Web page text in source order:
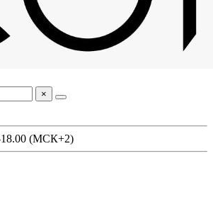
×
(МСК+2)